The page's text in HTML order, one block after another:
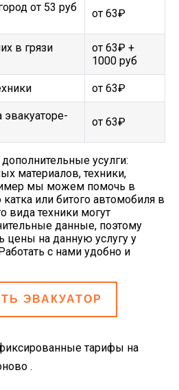
от 53 руб
от 63₽
в грязи
от 63₽ +
1000 руб
от 63₽
эвакуаторе-
от 63₽
усулги:
материалов, техники,
мы можем помочь в
или битого автомобиля в
вида техники могут
данные, поэтому
цены на данную услугу у
с нами удобно и
ЭВАКУАТОР
тарифы на
.